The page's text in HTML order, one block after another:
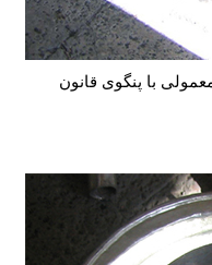
با پنگوی قانون